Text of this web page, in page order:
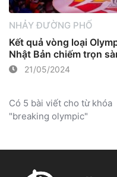
NHẢY ĐƯỜNG PHỐ
Kết quả vòng loại
Nhật Bản chiếm trọn
21/05/2024
Có 5 bài viết cho từ khóa
"breaking olympic"